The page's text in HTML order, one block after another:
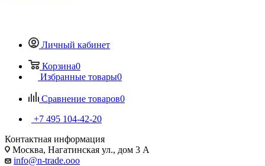
Личный кабинет
Корзина0
Избранные товары0
Сравнение товаров0
+7 495 104-42-20
Контактная информация
Москва, Нагатинская ул., дом 3 А
info@n-trade.ooo